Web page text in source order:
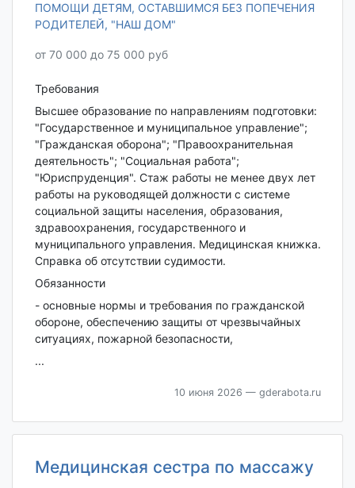
ПОМОЩИ ДЕТЯМ, ОСТАВШИМСЯ БЕЗ ПОПЕЧЕНИЯ
РОДИТЕЛЕЙ, "НАШ ДОМ"
от 70 000 до 75 000 руб
Требования
Высшее образование по направлениям подготовки:
"Государственное и муниципальное управление";
"Гражданская оборона"; "Правоохранительная
деятельность"; "Социальная работа";
"Юриспруденция". Стаж работы не менее двух лет
работы на руководящей должности с системе
социальной защиты населения, образования,
здравоохранения, государственного и
муниципального управления. Медицинская книжка.
Справка об отсутствии судимости.
Обязанности
- основные нормы и требования по гражданской
обороне, обеспечению защиты от чрезвычайных
ситуациях, пожарной безопасности,
...
10 июня 2026 — gderabota.ru
Медицинская сестра по массажу